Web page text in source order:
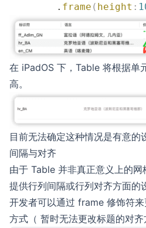
        .
frame ( height :
在 iPadOS 下，Table 将根据单
高。
目前无法确定这种情况是有意的
间隔与对齐
由于 Table 并非真正意义上的
提供行列间隔或行列对齐方面的
开发者可以通过 frame 修饰符
方式（ 暂时无法更改标题的对齐